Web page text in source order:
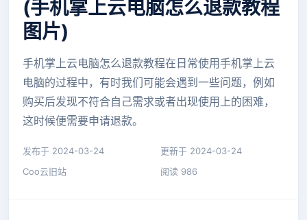
(手机掌上云电脑怎么退款教程
图片)
手机掌上云电脑怎么退款教程在日常使用手机掌上云
电脑的过程中，有时我们可能会遇到一些问题，例如
购买后发现不符合自己需求或者出现使用上的困难，
这时候便需要申请退款。
发布于 2024-03-24
更新于 2024-03-24
Coo云旧站
阅读 986